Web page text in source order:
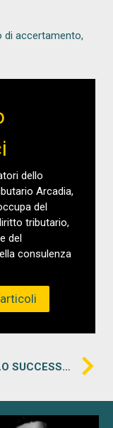
di accertamento,
dello
Arcadia,
del
tributario,
del
consulenza
ARTICOLO SUCCESSIVO